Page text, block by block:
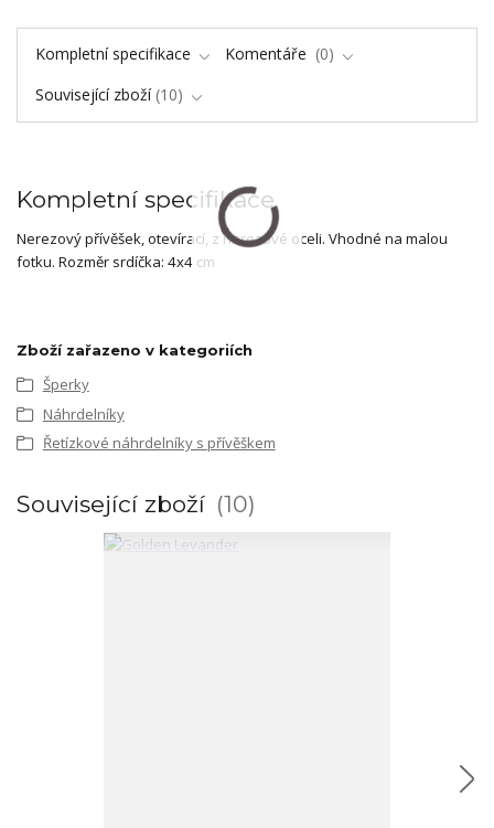
Kompletní specifikace Komentáře
0
Související zboží 10
Kompletní specifikace
Nerezový přívěšek, otevírací, z nerezové oceli. Vhodné na malou
fotku. Rozměr srdíčka: 4x4 cm
Zboží zařazeno v kategoriích
Šperky
Náhrdelníky
Řetízkové náhrdelníky s přívěškem
Související zboží 10